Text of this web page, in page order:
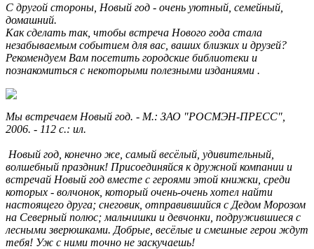
С другой стороны, Новый год - очень уютный, семейный,
домашний.
Как сделать так, чтобы встреча Нового года стала
незабываемым событием для вас, ваших близких и друзей?
Рекомендуем Вам посетить городские библиотеки и
познакомиться с некоторыми полезными изданиями .
Мы встречаем Новый год. - М.: ЗАО "РОСМЭН-ПРЕСС",
2006. - 112 с.: ил.
Новый год, конечно же, самый весёлый, удивительный,
волшебный праздник! Присоединяйся к дружной компании и
встречай Новый год вместе с героями этой книжки, среди
которых - волчонок, который очень-очень хотел найти
настоящего друга; снеговик, отправившийся с Дедом Морозом
на Северный полюс; мальчишки и девчонки, подружившиеся с
лесными зверюшками. Добрые, весёлые и смешные герои ждут
тебя! Уж с ними точно не заскучаешь!